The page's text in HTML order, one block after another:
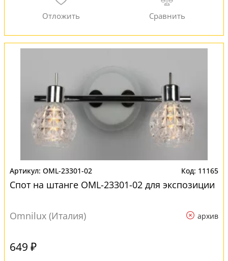
OML-23301-02 11165
Спот на штанге OML-23301-02 для экспозиции
Omnilux (Италия) архив
649 ₽